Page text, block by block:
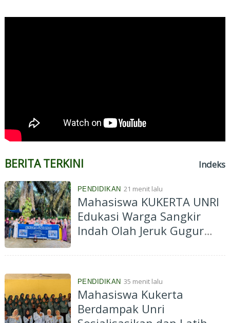
BERITA TERKINI Indeks
PENDIDIKAN 21 menit lalu
Mahasiswa KUKERTA UNRI
Edukasi Warga Sangkir
Indah Olah Jeruk Gugur
PENDIDIKAN 35 menit lalu
Mahasiswa Kukerta
Berdampak Unri